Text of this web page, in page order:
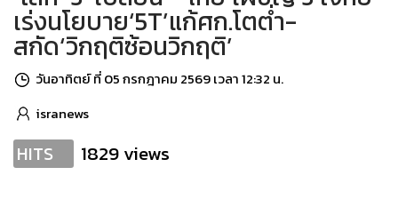
เร่งนโยบาย‘5T’แก้ศก.โตต่ำ-
สกัด‘วิกฤติซ้อนวิกฤติ’
วันอาทิตย์ ที่ 05 กรกฎาคม 2569 เวลา 12:32 น.
isranews
HITS 1829 views